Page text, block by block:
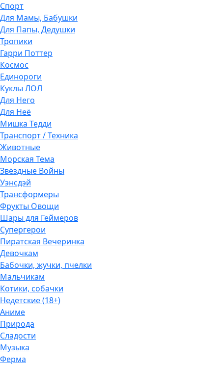
Спорт
Для Мамы, Бабушки
Для Папы, Дедушки
Тропики
Гарри Поттер
Космос
Единороги
Куклы ЛОЛ
Для Него
Для Неё
Мишка Тедди
Транспорт / Техника
Животные
Морская Тема
Звёздные Войны
Уэнсдэй
Трансформеры
Фрукты Овощи
Шары для Геймеров
Супергерои
Пиратская Вечеринка
Девочкам
Бабочки, жучки, пчелки
Мальчикам
Котики, собачки
Недетские (18+)
Аниме
Природа
Сладости
Музыка
Ферма